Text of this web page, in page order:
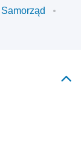
Samorząd